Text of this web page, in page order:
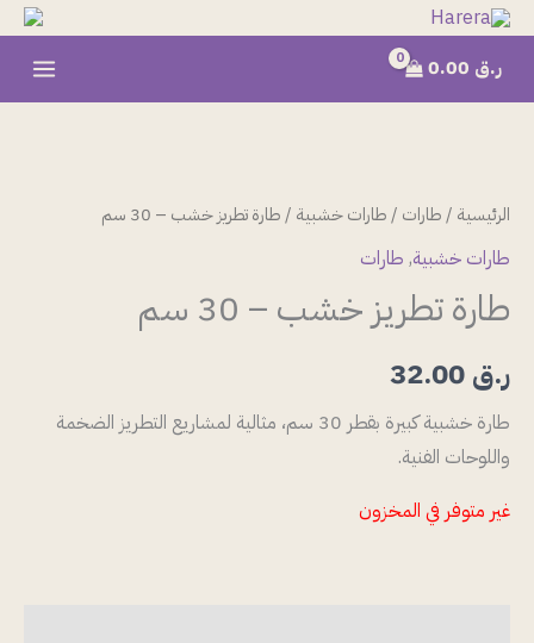
تخطي
المحتوى
ر.ق
الرئيسية /طارات /طارات خشبية / طارة تطريز خشب – 30 سم
طارات خشبية, طارات
طارة تطريز خشب – 30 سم
ر.ق
طارة خشبية كبيرة بقطر 30 سم، مثالية لمشاريع التطريز الضخمة
واللوحات الفنية.
غير متوفر في المخزون